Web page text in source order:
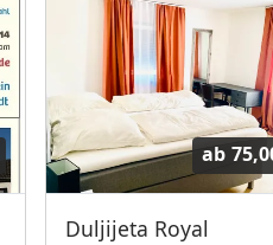
ab
Duljijeta Royal